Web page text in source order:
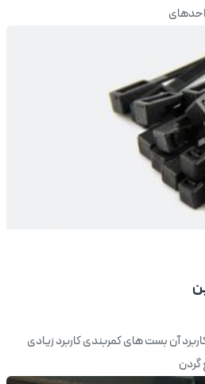
آن بست های کمربندی کاربرد زیادی
گردن